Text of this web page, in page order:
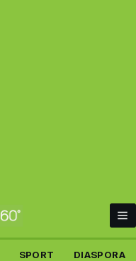
SPORT DIASPORA